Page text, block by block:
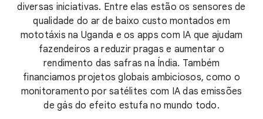
diversas iniciativas. Entre elas estão os sensores de
qualidade do ar de baixo custo montados em
mototáxis na Uganda e os apps com IA que ajudam
fazendeiros a reduzir pragas e aumentar o
rendimento das safras na Índia. Também
financiamos projetos globais ambiciosos, como o
monitoramento por satélites com IA das emissões
de gás do efeito estufa no mundo todo.